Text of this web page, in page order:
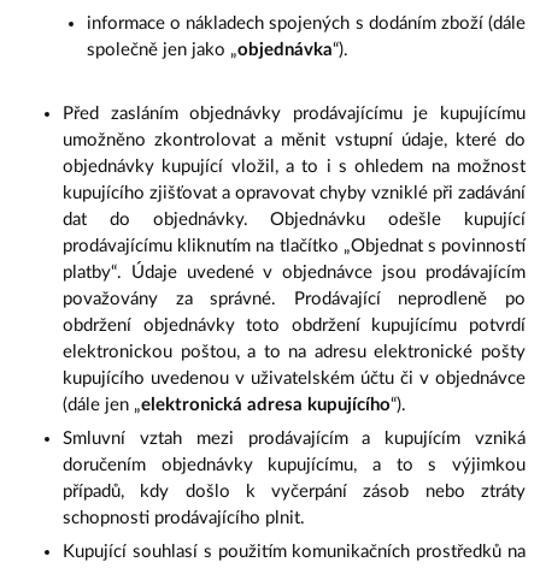
informace o nákladech spojených s dodáním zboží (dále
společně jen jako „objednávka“).
Před zasláním objednávky prodávajícímu je kupujícímu
umožněno zkontrolovat a měnit vstupní údaje, které do
objednávky kupující vložil, a to i s ohledem na možnost
kupujícího zjišťovat a opravovat chyby vzniklé při zadávání
dat do objednávky. Objednávku odešle kupující
prodávajícímu kliknutím na tlačítko „Objednat s povinností
platby“. Údaje uvedené v objednávce jsou prodávajícím
považovány za správné. Prodávající neprodleně po
obdržení objednávky toto obdržení kupujícímu potvrdí
elektronickou poštou, a to na adresu elektronické pošty
kupujícího uvedenou v uživatelském účtu či v objednávce
(dále jen „elektronická adresa kupujícího“).
Smluvní vztah mezi prodávajícím a kupujícím vzniká
doručením objednávky kupujícímu, a to s výjimkou
případů, kdy došlo k vyčerpání zásob nebo ztráty
schopnosti prodávajícího plnit.
Kupující souhlasí s použitím komunikačních prostředků na